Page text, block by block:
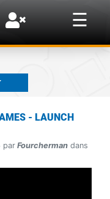
☰
×
- LAUNCH
par Fourcherman dans